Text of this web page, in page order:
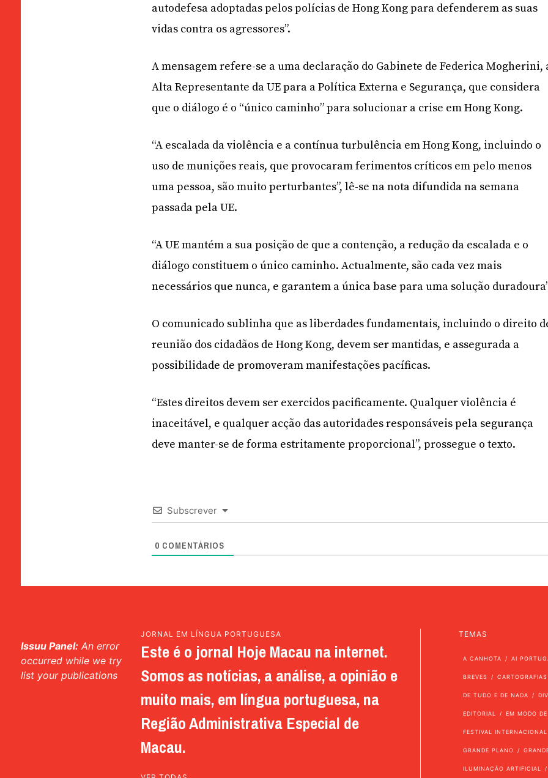
autodefesa adoptadas pelos polícias de Hong Kong para defenderem as suas
vidas contra os agressores”.
A mensagem refere-se a uma declaração do Gabinete de Federica Mogherini,
Alta Representante da UE para a Política Externa e Segurança, que considera
que o diálogo é o “único caminho” para solucionar a crise em Hong Kong.
“A escalada da violência e a contínua turbulência em Hong Kong, incluindo o
uso de munições reais, que provocaram ferimentos críticos em pelo menos
uma pessoa, são muito perturbantes”, lê-se na nota difundida na semana
passada pela UE.
“A UE mantém a sua posição de que a contenção, a redução da escalada e o
diálogo constituem o único caminho. Actualmente, são cada vez mais
necessários que nunca, e garantem a única base para uma solução
O comunicado sublinha que as liberdades fundamentais, incluindo o direito
reunião dos cidadãos de Hong Kong, devem ser mantidas, e assegurada a
possibilidade de promoveram manifestações pacíficas.
“Estes direitos devem ser exercidos pacificamente. Qualquer violência é
inaceitável, e qualquer acção das autoridades responsáveis pela segurança
deve manter-se de forma estritamente proporcional”, prossegue o texto.
Subscrever
0 COMENTÁRIOS
Issuu Panel: An error
occurred while we try
list your publications
JORNAL EM LÍNGUA PORTUGUESA
Este é o jornal Hoje Macau na internet.
Somos as notícias, a análise, a opinião e
muito mais, em língua portuguesa, na
Região Administrativa Especial de
Macau.
TEMAS
A CANHOTA AI
BREVES CARTOGRAFIAS
DE TUDO E DE NADA
EDITORIAL EM MODO
FESTIVAL
GRANDE PLANO
ILUMINAÇÃO ARTIFICIAL